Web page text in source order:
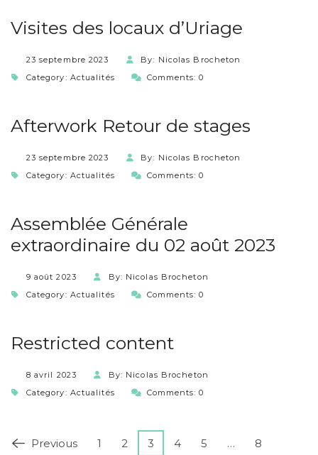
Visites des locaux d’Uriage
23 septembre 2023
By: Nicolas Brocheton
Category: Actualités Comments: 0
Afterwork Retour de stages
23 septembre 2023
By: Nicolas Brocheton
Category: Actualités Comments: 0
Assemblée Générale
extraordinaire du 02 août 2023
9 août 2023
By: Nicolas Brocheton
Category: Actualités Comments: 0
Restricted content
8 avril 2023
By: Nicolas Brocheton
Category: Actualités Comments: 0
Previous 1 2 3 4 5 …
8